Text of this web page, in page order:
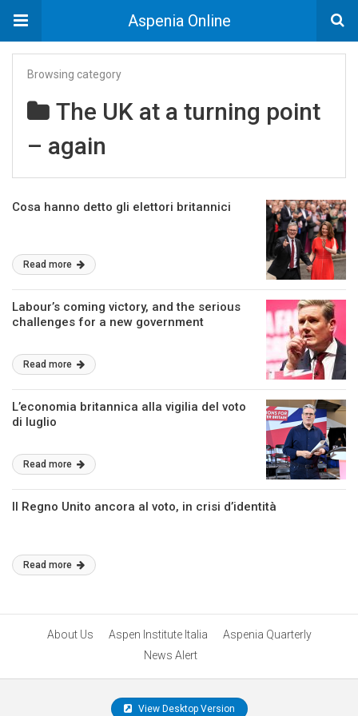
Aspenia Online
Browsing category
The UK at a turning point
– again
Cosa hanno detto gli elettori britannici
Read more
Labour’s coming victory, and the serious
challenges for a new government
Read more
L’economia britannica alla vigilia del voto
di luglio
Read more
Il Regno Unito ancora al voto, in crisi d’identità
Read more
About Us Aspen Institute Italia
Aspenia Quarterly
News Alert
View Desktop Version